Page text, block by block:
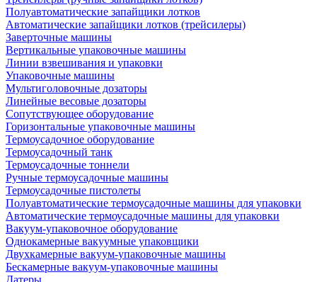
Полуавтоматические запайщики лотков
Автоматические запайщики лотков (трейсилеры)
Заверточные машины
Вертикальные упаковочные машины
Линии взвешивания и упаковки
Упаковочные машины
Мультиголовочные дозаторы
Линейные весовые дозаторы
Сопутствующее оборудование
Горизонтальные упаковочные машины
Термоусадочное оборудование
Термоусадочный танк
Термоусадочные тоннели
Ручные термоусадочные машины
Термоусадочные пистолеты
Полуавтоматические термоусадочные машины для упаковки
Автоматические термоусадочные машины для упаковки
Вакуум-упаковочное оборудование
Однокамерные вакуумные упаковщики
Двухкамерные вакуум-упаковочные машины
Бескамерные вакуум-упаковочные машины
Датеры